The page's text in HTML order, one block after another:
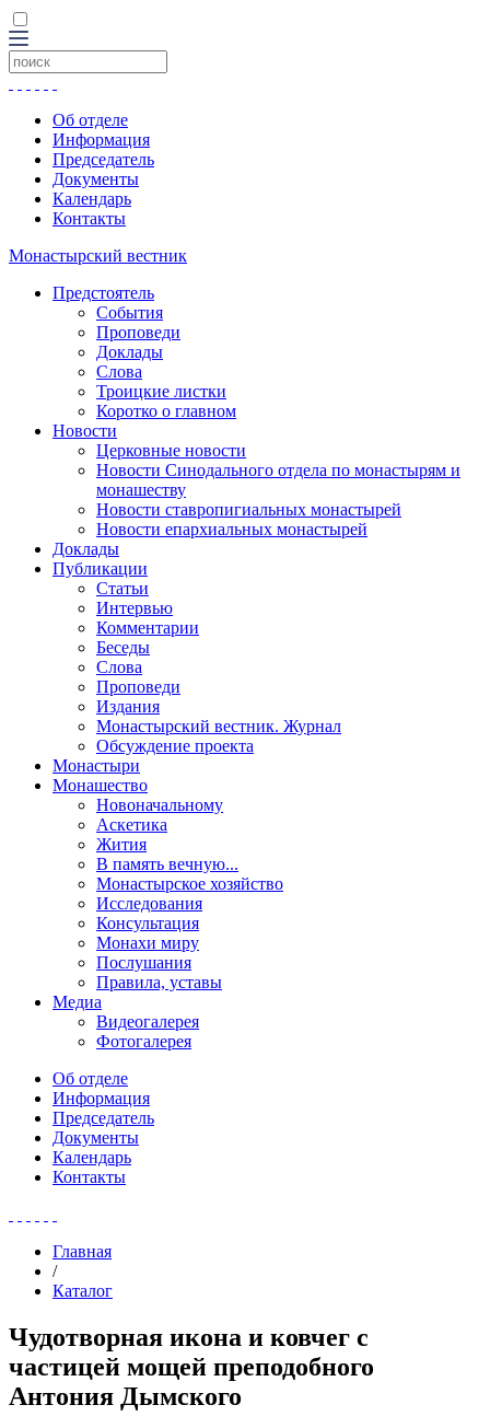
Об отделе
Информация
Председатель
Документы
Календарь
Контакты
Монастырский вестник
Предстоятель
События
Проповеди
Доклады
Слова
Троицкие листки
Коротко о главном
Новости
Церковные новости
Новости Синодального отдела по монастырям и
монашеству
Новости ставропигиальных монастырей
Новости епархиальных монастырей
Доклады
Публикации
Статьи
Интервью
Комментарии
Беседы
Слова
Проповеди
Издания
Монастырский вестник. Журнал
Обсуждение проекта
Монастыри
Монашество
Новоначальному
Аскетика
Жития
В память вечную...
Монастырское хозяйство
Исследования
Консультация
Монахи миру
Послушания
Правила, уставы
Медиа
Видеогалерея
Фотогалерея
Об отделе
Информация
Председатель
Документы
Календарь
Контакты
Главная
/
Каталог
Чудотворная икона и ковчег с
частицей мощей преподобного
Антония Дымского